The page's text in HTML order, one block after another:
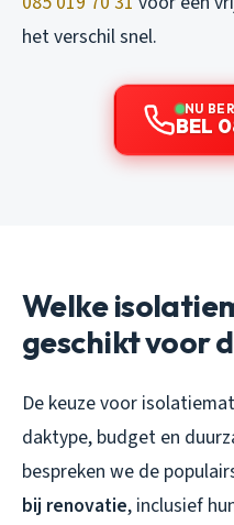
het verschil snel.
NU
BEL
Welke
geschikt voor
De keuze voor
daktype, budget en
bespreken we de
bij renovatie, inclusief